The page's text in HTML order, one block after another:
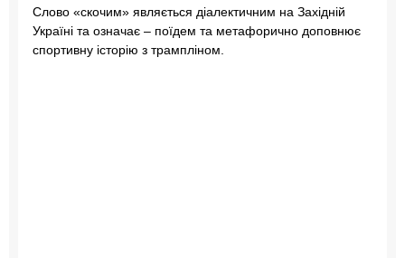
Слово «скочим» являється діалектичним на Західній
Україні та означає – поїдем та метафорично доповнює
спортивну історію з трампліном.